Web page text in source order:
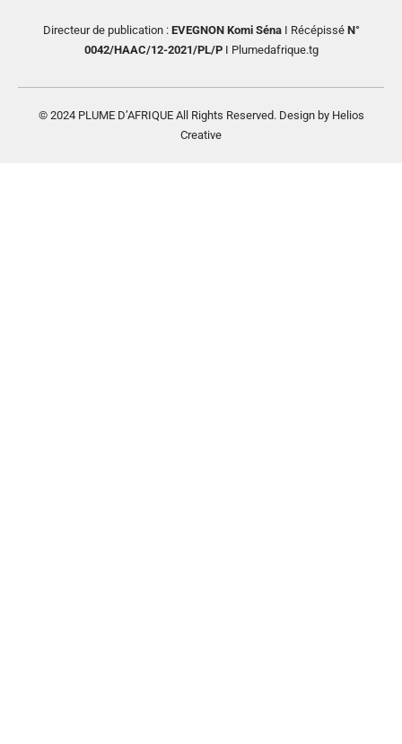
Directeur de publication : EVEGNON Komi SénaI RécépisséN°
0042/HAAC/12-2021/PL/PI Plumedafrique.tg
© 2024 PLUME D’AFRIQUE All Rights Reserved. Design by Helios
Creative